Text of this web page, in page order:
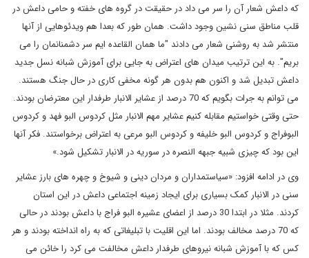
که داعش شعار آن را سر می داد در حقیقت در گروه های خفته و حامی داعش در
قلب مناطق سنی نشین وجود داشت. همان طور که بعدا هم ویدئوهایی از آنها
منتشر شد به روشنی شعار می دادند "ما همان القاعده ایم سر دشمنانمان را می
بریم". به این ترتیب میدان های اعتراض به جایی برای آموزش شبانه نسل جدید
داعش تبدیل شد و اکنون هم بدون هر گونه مخفی کاری در حال جنگ هستند.
می توانم به جرات بگویم که 70 درصد از عشایر الانبار طرفدار این معترضان بودند.
حتی وقتی خواستیم مقابله کنیم عشایر مهم الانبار مثل کردوس البو فهد و کردوس
البوفراج و کردوس البو خلیفه و کردوس البو مرعی به اعتراض برخواستند. فکر آنها
این بود که چیزی شبیه جبهه النصره در سوریه در الانبار تشکیل شود.»
وی در ادامه افزود: «سیاستمداران و مردان دینی و شیوخ و چهره های بارز عشایر
سنی در الانبار کمک بسیاری برای ایجاد زمینه اجتماعی داعش در این استان
کردند. مثلا در ابتدا 30 درصد از اعضای عشیره البو فراج با داعش بودند در حالی
که 70 درصد مخالف بودند. اما این اقلیت با تبلیغاتی که به راه انداخته بودند و هر
کس که با آموزش شبانه نیروهای طرفدار داعش مخالفت می کرد را خائن می